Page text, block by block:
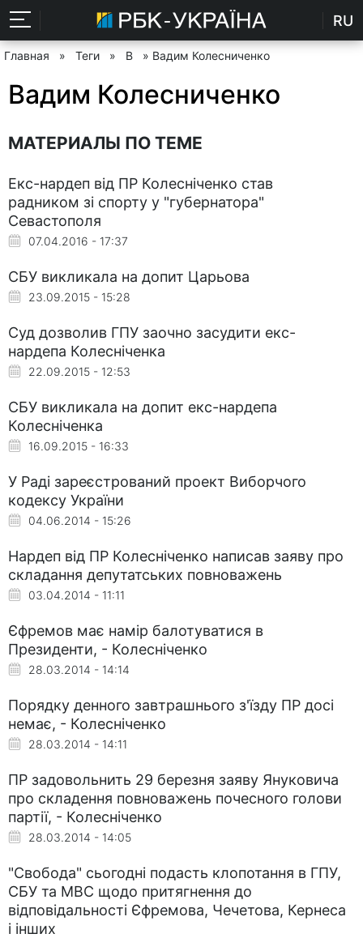
RU
Главная » Теги » В » Вадим Колесниченко
Вадим Колесниченко
МАТЕРИАЛЫ ПО ТЕМЕ
Екс-нардеп від ПР Колесніченко став
радником зі спорту у "губернатора"
Севастополя
07.04.2016 - 17:37
СБУ викликала на допит Царьова
23.09.2015 - 15:28
Суд дозволив ГПУ заочно засудити екс-
нардепа Колесніченка
22.09.2015 - 12:53
СБУ викликала на допит екс-нардепа
Колесніченка
16.09.2015 - 16:33
У Раді зареєстрований проект Виборчого
кодексу України
04.06.2014 - 15:26
Нардеп від ПР Колесніченко написав заяву про
складання депутатських повноважень
03.04.2014 - 11:11
Єфремов має намір балотуватися в
Президенти, - Колесніченко
28.03.2014 - 14:14
Порядку денного завтрашнього з'їзду ПР досі
немає, - Колесніченко
28.03.2014 - 14:11
ПР задовольнить 29 березня заяву Януковича
про складення повноважень почесного голови
партії, - Колесніченко
28.03.2014 - 14:05
"Свобода" сьогодні подасть клопотання в ГПУ,
СБУ та МВС щодо притягнення до
відповідальності Єфремова, Чечетова, Кернеса
і інших